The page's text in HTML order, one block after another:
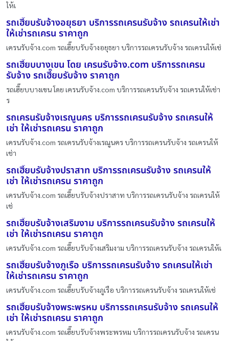
ให้เ
รถเฮี๊ยบรับจ้างอยุธยา บริการรถเครนรับจ้าง รถเครนให้เช่า
ให้เช่ารถเครน ราคาถูก
เครนรับจ้าง.com รถเฮี๊ยบรับจ้างอยุธยา บริการรถเครนรับจ้าง รถเครนให้เช่
รถเฮี๊ยบบางเขน โดย เครนรับจ้าง.com บริการรถเครน
รับจ้าง รถเฮี๊ยบรับจ้าง ราคาถูก
รถเฮี๊ยบบางเขน โดย เครนรับจ้าง.com บริการรถเครนรับจ้าง รถเครนให้เช่า
ร
รถเครนรับจ้างเรณูนคร บริการรถเครนรับจ้าง รถเครนให้
เช่า ให้เช่ารถเครน ราคาถูก
เครนรับจ้าง.com รถเครนรับจ้างเรณูนคร บริการรถเครนรับจ้าง รถเครนให้
เช่า
รถเฮี๊ยบรับจ้างปราสาท บริการรถเครนรับจ้าง รถเครนให้
เช่า ให้เช่ารถเครน ราคาถูก
เครนรับจ้าง.com รถเฮี๊ยบรับจ้างปราสาท บริการรถเครนรับจ้าง รถเครนให้
เช่
รถเฮี๊ยบรับจ้างเสริมงาม บริการรถเครนรับจ้าง รถเครนให้
เช่า ให้เช่ารถเครน ราคาถูก
เครนรับจ้าง.com รถเฮี๊ยบรับจ้างเสริมงาม บริการรถเครนรับจ้าง รถเครนให้เ
รถเฮี๊ยบรับจ้างภูเรือ บริการรถเครนรับจ้าง รถเครนให้เช่า
ให้เช่ารถเครน ราคาถูก
เครนรับจ้าง.com รถเฮี๊ยบรับจ้างภูเรือ บริการรถเครนรับจ้าง รถเครนให้เช่
รถเฮี๊ยบรับจ้างพระพรหม บริการรถเครนรับจ้าง รถเครนให้
เช่า ให้เช่ารถเครน ราคาถูก
เครนรับจ้าง.com รถเฮี๊ยบรับจ้างพระพรหม บริการรถเครนรับจ้าง รถเครน